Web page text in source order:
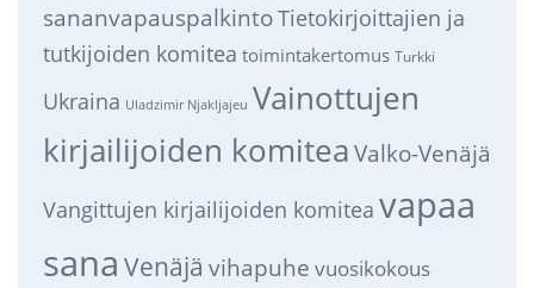
sananvapauspalkintoTietokirjoittajien ja
tutkijoiden komitea toimintakertomus Turkki
Ukraina Uladzimir Njakljajeu Vainottujen
kirjailijoiden komitea Valko-Venäjä
Vangittujen kirjailijoiden komitea vapaa
sana Venäjä vihapuhe vuosikokous